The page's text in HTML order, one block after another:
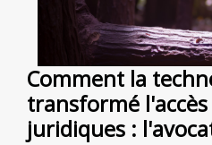
Comment la
transformé
juridiques :